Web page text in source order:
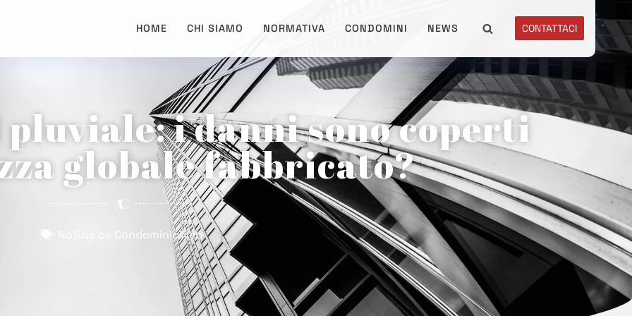
HOME CHI SIAMO NORMATIVA CONDOMINI NEWS CONTATTACI
i danni sono coperti
globale fabbricato?
Notizie da CondominioWeb